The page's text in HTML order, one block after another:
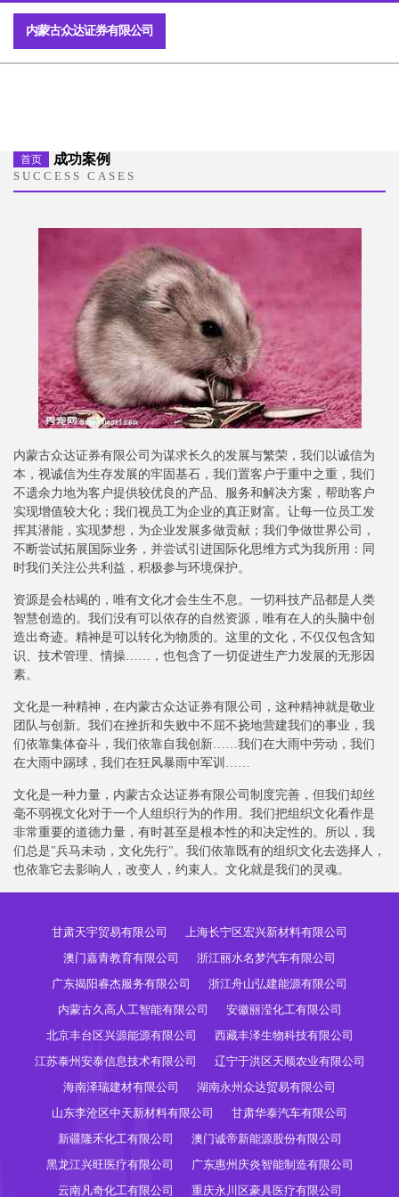
内蒙古众达证券有限公司
首页 成功案例
SUCCESS CASES
内蒙古众达证券有限公司为谋求长久的发展与繁荣，我们以诚信为
本，视诚信为生存发展的牢固基石，我们置客户于重中之重，我们
不遗余力地为客户提供较优良的产品、服务和解决方案，帮助客户
实现增值较大化；我们视员工为企业的真正财富。让每一位员工发
挥其潜能，实现梦想，为企业发展多做贡献；我们争做世界公司，
不断尝试拓展国际业务，并尝试引进国际化思维方式为我所用：同
时我们关注公共利益，积极参与环境保护。
资源是会枯竭的，唯有文化才会生生不息。一切科技产品都是人类
智慧创造的。我们没有可以依存的自然资源，唯有在人的头脑中创
造出奇迹。精神是可以转化为物质的。这里的文化，不仅仅包含知
识、技术管理、情操……，也包含了一切促进生产力发展的无形因
素。
文化是一种精神，在内蒙古众达证券有限公司，这种精神就是敬业
团队与创新。我们在挫折和失败中不屈不挠地营建我们的事业，我
们依靠集体奋斗，我们依靠自我创新……我们在大雨中劳动，我们
在大雨中踢球，我们在狂风暴雨中军训……
文化是一种力量，内蒙古众达证券有限公司制度完善，但我们却丝
毫不弱视文化对于一个人组织行为的作用。我们把组织文化看作是
非常重要的道德力量，有时甚至是根本性的和决定性的。所以，我
们总是"兵马未动，文化先行"。我们依靠既有的组织文化去选择人，
也依靠它去影响人，改变人，约束人。文化就是我们的灵魂。
甘肃天宇贸易有限公司
上海长宁区宏兴新材料有限公司
澳门嘉青教育有限公司
浙江丽水名梦汽车有限公司
广东揭阳睿杰服务有限公司
浙江舟山弘建能源有限公司
内蒙古久高人工智能有限公司
安徽丽滢化工有限公司
北京丰台区兴源能源有限公司
西藏丰泽生物科技有限公司
江苏泰州安泰信息技术有限公司
辽宁于洪区天顺农业有限公司
海南泽瑞建材有限公司
湖南永州众达贸易有限公司
山东李沧区中天新材料有限公司
甘肃华泰汽车有限公司
新疆隆禾化工有限公司
澳门诚帝新能源股份有限公司
黑龙江兴旺医疗有限公司
广东惠州庆炎智能制造有限公司
云南凡奇化工有限公司
重庆永川区豪具医疗有限公司